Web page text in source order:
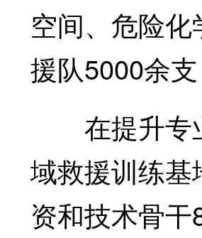
空间、危险
援队5000余
在提升专
域救援训练
资和技术骨